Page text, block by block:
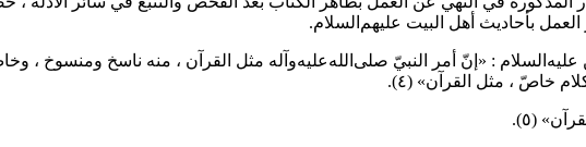
بأحاديث أهل البيت عليهم‌السلام.
عليه‌السلام : «إنّ أمر النبيّ صلى‌الله‌عليه‌وآله مثل القرآن ، منه ناسخ ومنسوخ ،
خاصّ ، مثل القرآن» (٤) .
(٥) .